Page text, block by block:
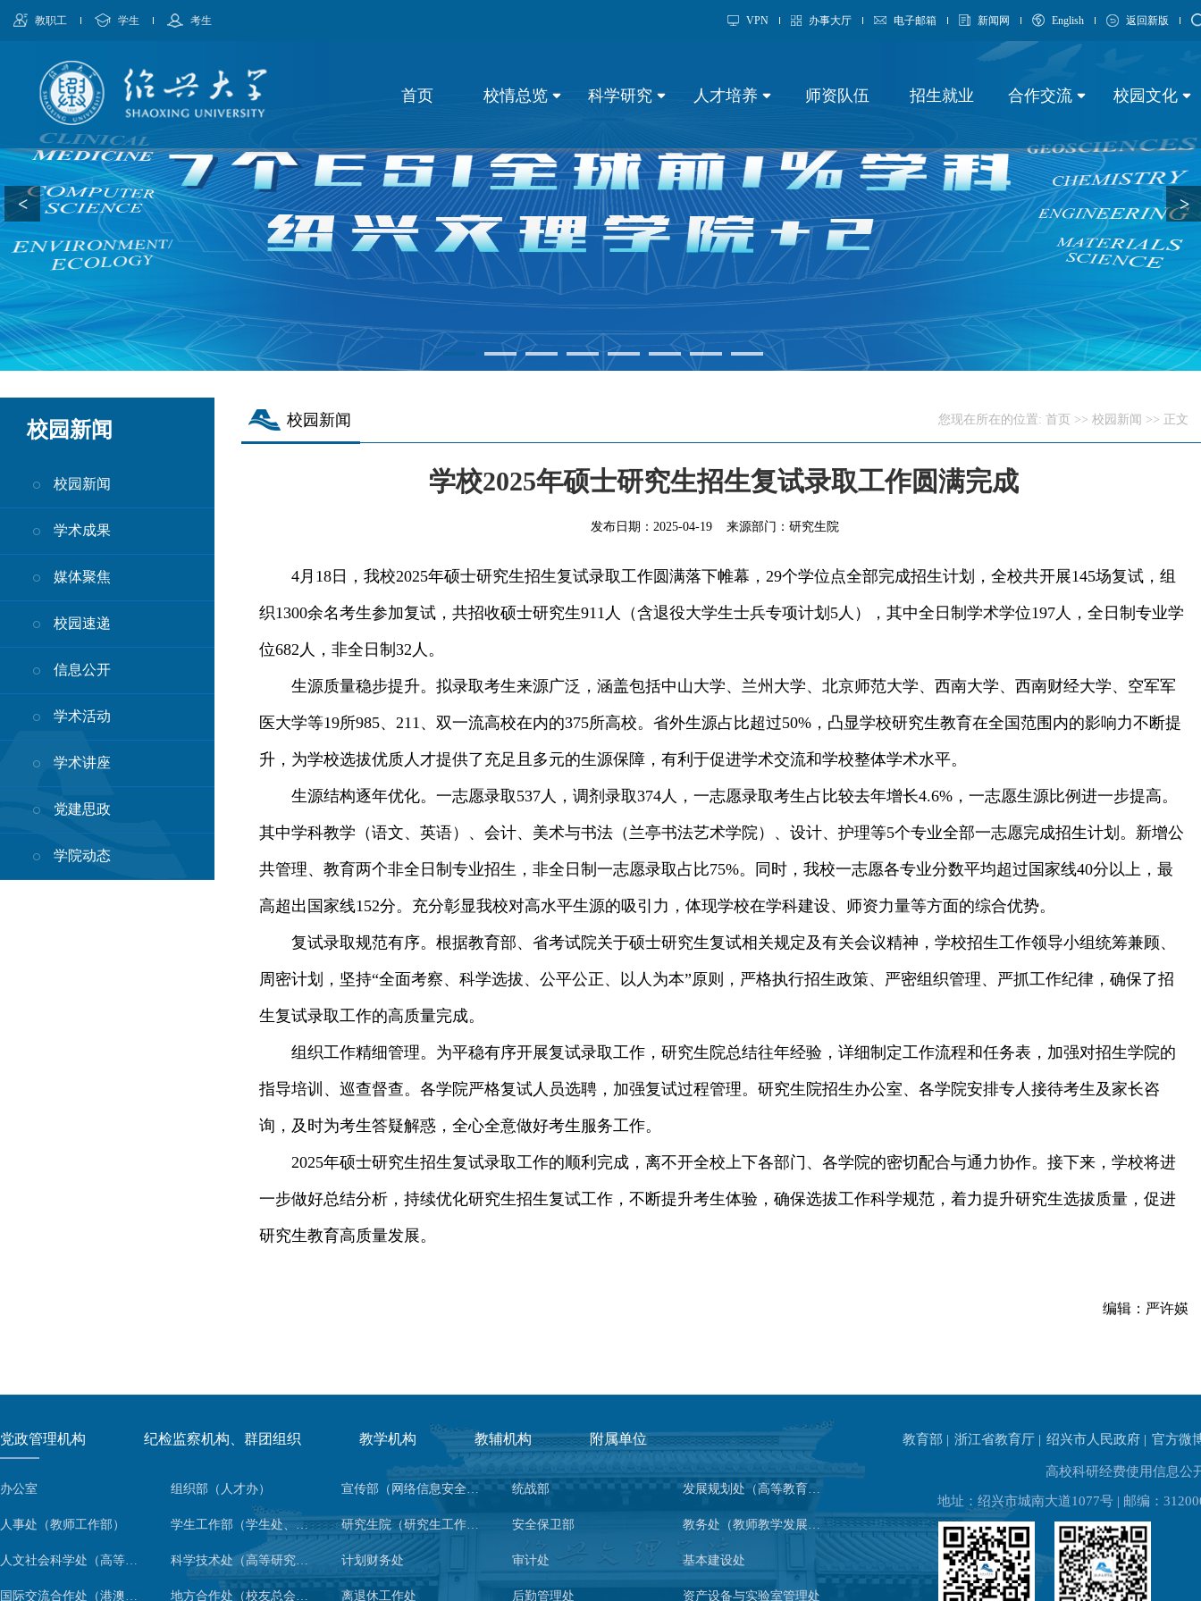
教职工 学生 考生 VPN 办事大厅 电子邮箱 新闻网 English 返回新版
首页 校情总览 科学研究 人才培养 师资队伍 招生就业 合作交流 校园文化
< >
校园新闻
校园新闻
学术成果
媒体聚焦
校园速递
信息公开
学术活动
学术讲座
党建思政
学院动态
校园新闻 您现在所在的位置: 首页 >> 校园新闻 >> 正文
学校2025年硕士研究生招生复试录取工作圆满完成
发布日期： 2025-04-19 来源部门： 研究生院
4月18日，我校2025年硕士研究生招生复试录取工作圆满落下帷幕，29个学位点全部完成招生计划，全校共开展145场复试，组
织1300余名考生参加复试，共招收硕士研究生911人（含退役大学生士兵专项计划5人），其中全日制学术学位197人，全日制专业学
位682人，非全日制32人。
生源质量稳步提升。 拟录取考生来源广泛，涵盖包括中山大学、兰州大学、北京师范大学、西南大学、西南财经大学、空军军
医大学等19所985、211、双一流高校在内的375所高校。省外生源占比超过50%，凸显学校研究生教育在全国范围内的影响力不断提
升，为学校选拔优质人才提供了充足且多元的生源保障，有利于促进学术交流和学校整体学术水平。
生源结构逐年优化。 一志愿录取537人，调剂录取374人，一志愿录取考生占比较去年增长4.6%，一志愿生源比例进一步提高。
其中学科教学（语文、英语）、会计、美术与书法（兰亭书法艺术学院）、设计、护理等5个专业全部一志愿完成招生计划。新增公
共管理、教育两个非全日制专业招生，非全日制一志愿录取占比75%。同时，我校一志愿各专业分数平均超过国家线40分以上，最
高超出国家线152分。充分彰显我校对高水平生源的吸引力，体现学校在学科建设、师资力量等方面的综合优势。
复试录取规范有序。 根据教育部、省考试院关于硕士研究生复试相关规定及有关会议精神，学校招生工作领导小组统筹兼顾、
周密计划，坚持“全面考察、科学选拔、公平公正、以人为本”原则，严格执行招生政策、严密组织管理、严抓工作纪律，确保了招
生复试录取工作的高质量完成。
组织工作精细管理。 为平稳有序开展复试录取工作，研究生院总结往年经验，详细制定工作流程和任务表，加强对招生学院的
指导培训、巡查督查。各学院严格复试人员选聘，加强复试过程管理。研究生院招生办公室、各学院安排专人接待考生及家长咨
询，及时为考生答疑解惑，全心全意做好考生服务工作。
2025年硕士研究生招生复试录取工作的顺利完成，离不开全校上下各部门、各学院的密切配合与通力协作。接下来，学校将进
一步做好总结分析，持续优化研究生招生复试工作，不断提升考生体验，确保选拔工作科学规范，着力提升研究生选拔质量，促进
研究生教育高质量发展。
编辑：严许媖
党政管理机构 纪检监察机构、群团组织 教学机构 教辅机构 附属单位
办公室 组织部（人才办） 宣传部（网络信息安全管理与新闻中心） 统战部 发展规划处（高等教育研究所）
人事处（教师工作部） 学生工作部（学生处、人武部） 研究生院（研究生工作部、学科建设办公室） 安全保卫部 教务处（教师教学发展中心）
人文社会科学处（高等人文研究院） 科学技术处（高等研究院） 计划财务处 审计处 基本建设处
国际交流合作处（港澳台事务办公室） 地方合作处（校友总会办公室） 离退休工作处 后勤管理处 资产设备与实验室管理处
教育部 | 浙江省教育厅 | 绍兴市人民政府 | 官方微
高校科研经费使用信息公
地址：绍兴市城南大道1077号 | 邮编：